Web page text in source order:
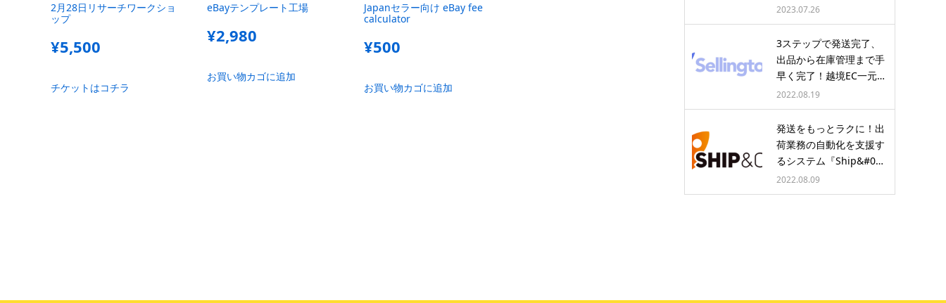
2月28日リサーチワークショ
ップ
¥5,500
チケットはコチラ
eBayテンプレート工場
¥2,980
お買い物カゴに追加
Japanセラー向け eBay fee
calculator
¥500
お買い物カゴに追加
2023.07.26
3ステップで発送完了、
出品から在庫管理まで手
早く完了！越境EC一元…
2022.08.19
発送をもっとラクに！出
荷業務の自動化を支援す
るシステム『Ship&#0…
2022.08.09